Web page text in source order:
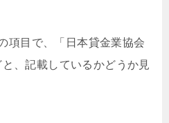
項目で、「日本貸金業協会
、記載しているかどうか見